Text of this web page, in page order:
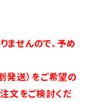
せんので、予め
発送）をご希望の
文をご検討くだ